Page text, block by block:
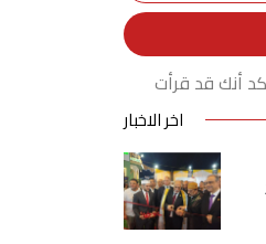
أنك قد قرأت
اخر الاخبار